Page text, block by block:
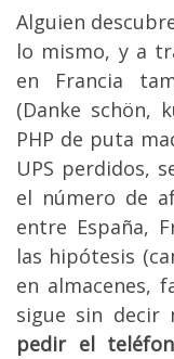
Alguien
lo mismo, y a
en Francia
(Danke schön,
PHP de puta
UPS perdidos,
el número de
entre España,
las hipótesis
en almacenes,
sigue sin decir
pedir el